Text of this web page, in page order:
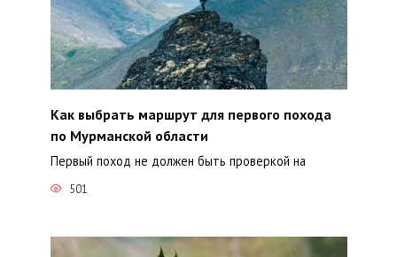
Как выбрать маршрут для первого похода
по Мурманской области
Первый поход не должен быть проверкой на
501